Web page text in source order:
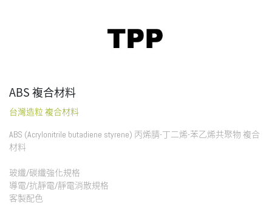
ABS 複合材料
台灣造粒 複合材料
ABS (Acrylonitrile butadiene styrene) 丙烯腈-丁二烯-苯乙烯共聚物 複合
材料
玻纖/碳纖強化規格
導電/抗靜電/靜電消散規格
客製配色